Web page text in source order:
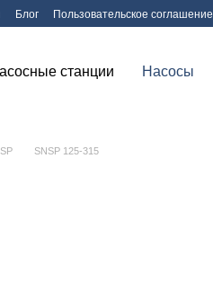
Блог Пользовательское соглашение
станции Насосы
SNSP 125-315